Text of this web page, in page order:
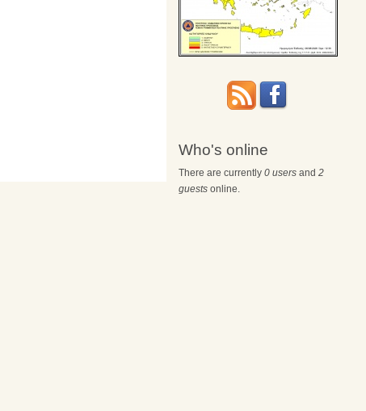
Who's online
There are currently 0 users and 2
guests online.